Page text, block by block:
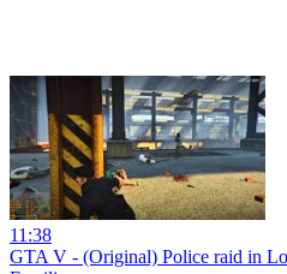
11:38
GTA V - (Original) Police raid in